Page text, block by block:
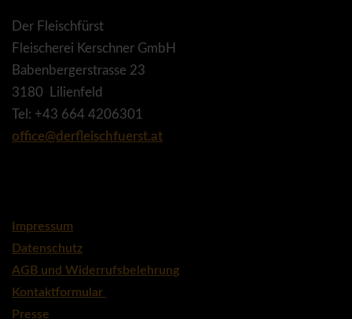
Der Fleischfürst
Fleischerei Kerschner GmbH
Babenbergerstrasse 23
3180 Lilienfeld
Tel: +43 664 4206301
office@derfleischfuerst.at
Impressum
Datenschutz
AGB und Widerrufsbelehrung
Kontaktformular
Presse